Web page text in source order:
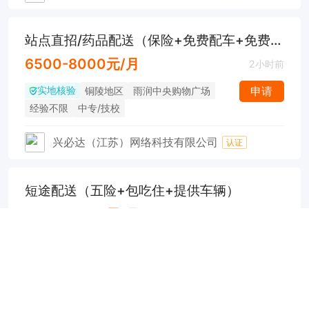
站点直招/药品配送（保险+免费配车+免费培训）
6500-8000元/月 2小时前
实地核验 铜陵地区
雨润中央购物广场
经验不限
中专/技校
申请
兴必达（江苏）网络科技有限公司 认证
短途配送（五险+包吃住+提供车辆）
7000-8000元/月